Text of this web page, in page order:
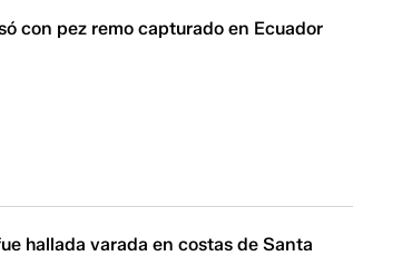
con pez remo capturado en Ecuador
hallada varada en costas de Santa